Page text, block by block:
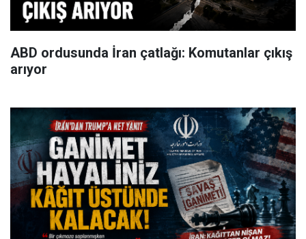
ABD ordusunda İran çatlağı: Komutanlar çıkış
arıyor